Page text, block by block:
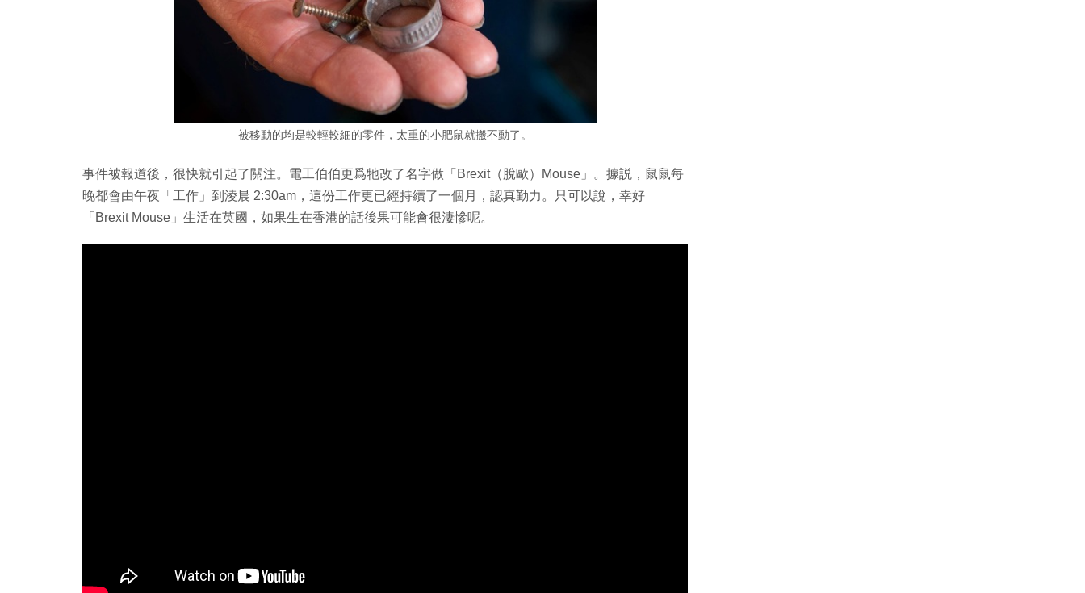
被移動的均是較輕較細的零件，太重的小肥鼠就搬不動了。
事件被報道後，很快就引起了關注。電工伯伯更爲牠改了名字做「Brexit（脫歐）Mouse」。據説，鼠鼠每
晚都會由午夜「工作」到淩晨 2:30am，這份工作更已經持續了一個月，認真勤力。只可以說，幸好
「Brexit Mouse」生活在英國，如果生在香港的話後果可能會很淒慘呢。